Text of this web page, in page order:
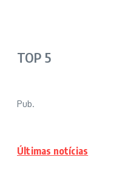
TOP 5
Pub.
Últimas notícias